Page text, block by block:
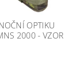
OPTIKU
2000 - VZOR